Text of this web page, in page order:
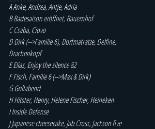
A Anke, Andrea, Antje, Adria
B Badesaison eröffnet, Bauernhof
C Csaba, Ciovo
D Dirk (-->Familie 6), Dorfmatratze, Delfine,
Drachenkopf
E Elias, Enjoy the silence 82
F Fisch, Familie 6 (-->Max & Dirk)
G Grillabend
H Hitster, Henry, Helene Fischer, Heineken
I Inside Defense
J Japanese cheesecake, Jab Cross, Jackson five